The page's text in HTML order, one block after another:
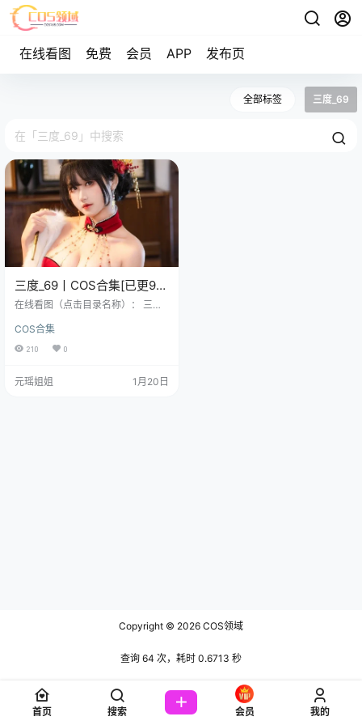
在线看图 免费 会员 APP 发布页
全部标签 三度_69
三度_69丨COS合集[已更94
期]~[3001P+68V – 27.5G]
在线看图（点击目录名称）： 三度_
[16P-103.84MB] 三度_69 NO.002
EGOIST[8P-38.59MB] 三度_69 NO.
好哇！在下“三度_69”——这名字听
COS合集
210 0
元瑶姐姐 1月20日
Copyright © 2026 COS领域
查询 64 次，耗时 0.6713 秒
首页 搜索 会员 我的